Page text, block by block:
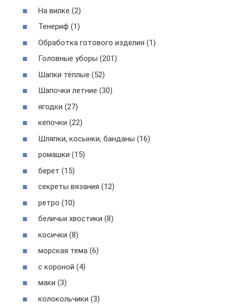
На вилке (2)
Тенериф (1)
Обработка готового изделия (1)
Головные уборы (201)
Шапки тёплые (52)
Шапочки летние (30)
ягодки (27)
кепочки (22)
Шляпки, косынки, банданы (16)
ромашки (15)
берет (15)
секреты вязания (12)
ретро (10)
беличьи хвостики (8)
косички (8)
морская тема (6)
с короной (4)
маки (3)
колокольчики (3)